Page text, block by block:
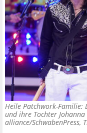
Heile Patchwork-Familie:
und ihre Tochter
alliance/SchwabenPress,